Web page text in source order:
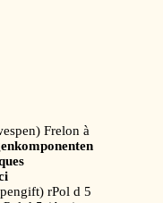
Frelon à
rPol d 5